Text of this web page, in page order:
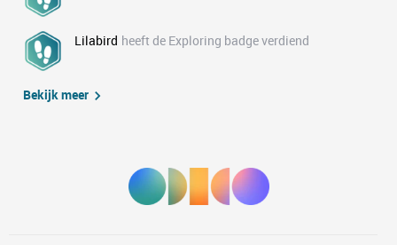
Lilabird heeft de Exploring badge verdiend
Bekijk meer